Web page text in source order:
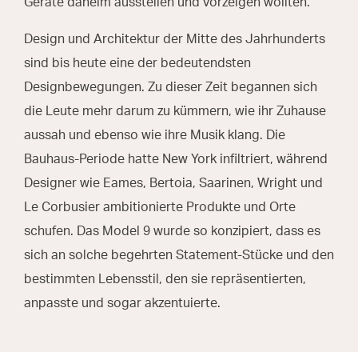
Design und Architektur der Mitte des Jahrhunderts
sind bis heute eine der bedeutendsten
Designbewegungen. Zu dieser Zeit begannen sich
die Leute mehr darum zu kümmern, wie ihr Zuhause
aussah und ebenso wie ihre Musik klang. Die
Bauhaus-Periode hatte New York infiltriert, während
Designer wie Eames, Bertoia, Saarinen, Wright und
Le Corbusier ambitionierte Produkte und Orte
schufen. Das Model 9 wurde so konzipiert, dass es
sich an solche begehrten Statement-Stücke und den
bestimmten Lebensstil, den sie repräsentierten,
anpasste und sogar akzentuierte.